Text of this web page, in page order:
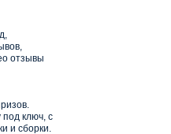
отзывы
ключ, с
и сборки.